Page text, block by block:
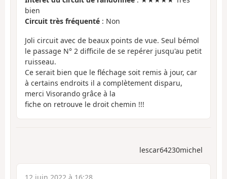
bien
Circuit très fréquenté : Non
Joli circuit avec de beaux points de vue. Seul bémol
le passage N° 2 difficile de se repérer jusqu'au petit
ruisseau.
Ce serait bien que le fléchage soit remis à jour, car
à certains endroits il a complètement disparu,
merci Visorando grâce à la
fiche on retrouve le droit chemin !!!
lescar64230michel
12 juin 2022 à 16:28